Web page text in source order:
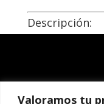
Valoramos tu
Descripción: